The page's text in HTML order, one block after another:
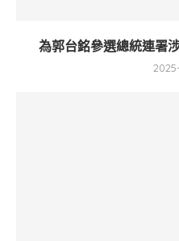
為郭台銘參選總統連署